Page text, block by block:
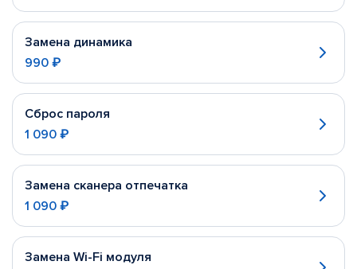
Замена динамика
990 ₽
Сброс пароля
1 090 ₽
Замена сканера отпечатка
1 090 ₽
Замена Wi-Fi модуля